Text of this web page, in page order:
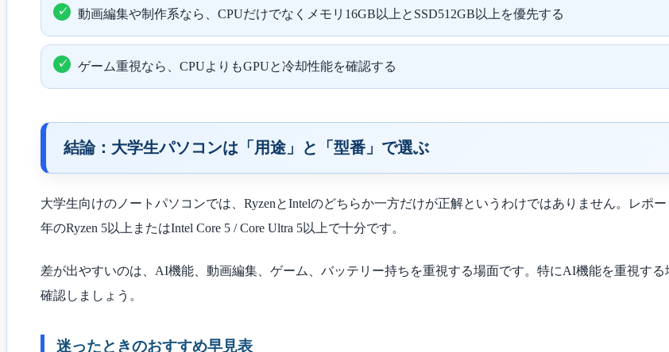
動画編集や制作系なら、CPUだけでなくメモリ16GB以上とSSD512GB以上を優先する
ゲーム重視なら、CPUよりもGPUと冷却性能を確認する
結論：大学生パソコンは「用途」と「型番」で選ぶ
大学生向けのノートパソコンでは、RyzenとIntelのどちらか一方だけが正解というわけではありません。レポ
年のRyzen 5以上またはIntel Core 5 / Core Ultra 5以上で十分です。
差が出やすいのは、AI機能、動画編集、ゲーム、バッテリー持ちを重視する場面です。特にAI機能を重視す
確認しましょう。
迷ったときのおすすめ早見表